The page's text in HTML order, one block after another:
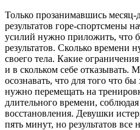
Только прозанимавшись
результатов горе-спортсмены
усилий нужно приложить, что
результатов. Сколько времени
своего тела. Какие
и в скольком себе отказывать.
осознавать, что для того что
нужно перемещать на
длительного времени,
восстановления. Девушки
пять минут, но результатов все